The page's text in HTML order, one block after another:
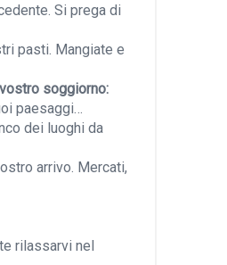
Si prega di
pasti. Mangiate e
soggiorno:
paesaggi…
dei luoghi da
arrivo. Mercati,
rilassarvi nel